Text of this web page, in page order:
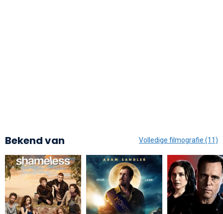
Bekend van Volledige filmografie (11)